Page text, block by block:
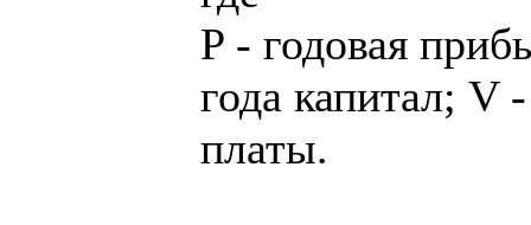
P - годовая
года капитал; V
платы.